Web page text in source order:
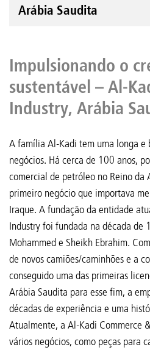
Arábia Saudita
Impulsionando o
sustentável – Al-
Industry, Arábia
A família Al-Kadi tem uma longa e
negócios. Há cerca de 100 anos,
comercial de petróleo no Reino da
primeiro negócio que importava
Iraque. A fundação da entidade
Industry foi fundada na década de
Mohammed e Sheikh Ebrahim.
de novos camiões/caminhões e a
conseguido uma das primeiras
Arábia Saudita para esse fim, a
décadas de experiência e uma
Atualmente, a Al-Kadi Commerce
vários negócios, como peças para